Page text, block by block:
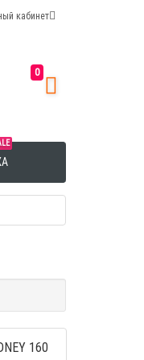
кабинет
0
160